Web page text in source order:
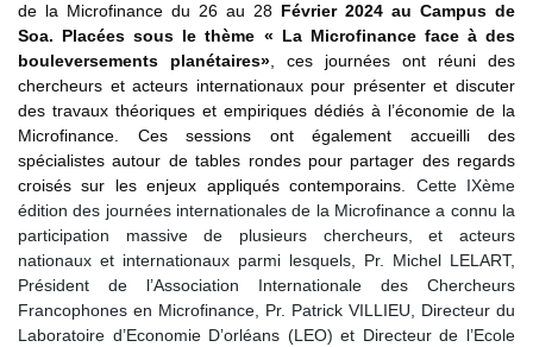
de la Microfinance du 26 au 28 Février 2024 au Campus de
Soa. Placées sous le thème « La Microfinance face à des
bouleversements planétaires» , ces journées ont réuni des
chercheurs et acteurs internationaux pour présenter et discuter
des travaux théoriques et empiriques dédiés à l’économie de la
Microfinance.
Ces sessions ont également accueilli des
spécialistes autour de tables rondes pour partager des regards
croisés sur les enjeux appliqués contemporains . Cette IXème
édition des journées internationales de la Microfinance a connu la
participation massive de plusieurs chercheurs, et acteurs
nationaux et internationaux parmi lesquels, Pr. Michel LELART,
Président de l’Association Internationale des Chercheurs
Francophones en Microfinance, Pr. Patrick VILLIEU, Directeur du
Laboratoire d’Economie D’orléans (LEO) et Directeur de l’Ecole